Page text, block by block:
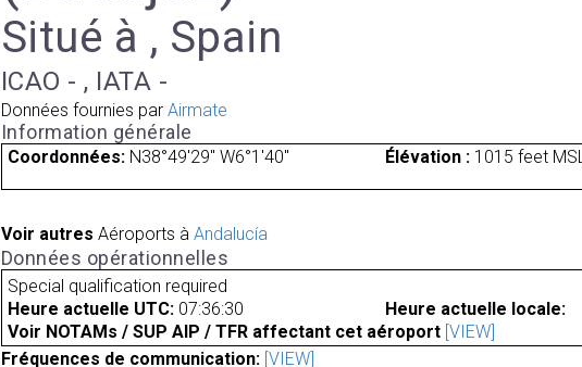
Situé à , Spain
ICAO - , IATA -
Données fournies par Airmate
Information générale
Coordonnées: N38°49'29" W6°1'40" Élévation :1015 feet MSL.
Voir autres Aéroports à Andalucía
Données opérationnelles
Special qualification required
Heure actuelle UTC: 07:36:30
Heure actuelle locale:
Voir NOTAMs / SUP AIP / TFR affectant cet aéroport [VIEW]
Fréquences de communication: [VIEW]